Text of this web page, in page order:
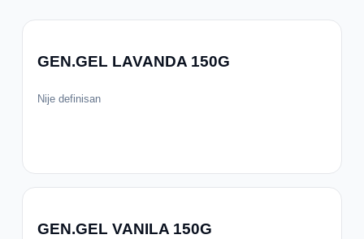
GEN.GEL LAVANDA 150G
Nije definisan
GEN.GEL VANILA 150G